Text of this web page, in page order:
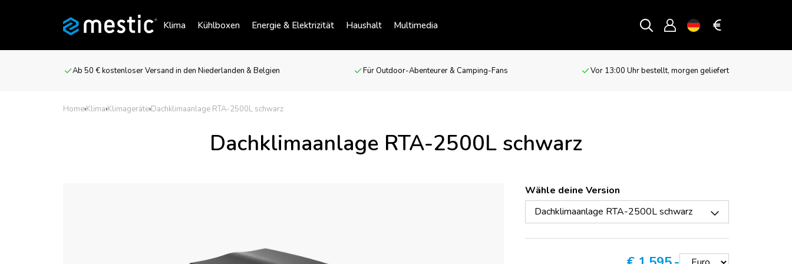
Klima Kühlboxen Energie & Elektrizität Haushalt Multimedia
Ab 50 € kostenloser Versand in den Niederlanden & Belgien Für Outdoor-Abenteurer & Camping-Fans Vor 13:00 Uhr bestellt, morgen geliefert
Home›Klima›Klimageräte›Dachklimaanlage RTA-2500L schwarz
Dachklimaanlage RTA-2500L schwarz
Wähle deine Version
Dachklimaanlage RTA-2500L schwarz